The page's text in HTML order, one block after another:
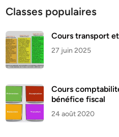
Classes populaires
Cours transport
27 juin 2025
Cours
bénéfice fiscal
24 août 2020